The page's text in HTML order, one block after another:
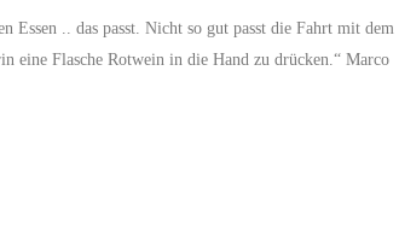
Essen .. das passt. Nicht so gut passt die Fahrt mit dem
eine Flasche Rotwein in die Hand zu drücken.“ Marco